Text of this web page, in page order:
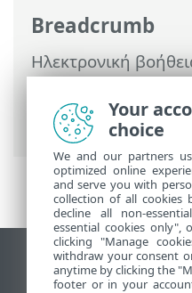
Breadcrumb
Ηλεκτρονική
Endpoint Antivirus
προχωρημένους>
Προστασία
Προβολή ιστότοπου
End of Life
Your
choice
We and our partners
optimized online
and serve you with
collection of all cookies
decline all non-
essential cookies only",
clicking "Manage
withdraw your consent
anytime by clicking the
footer or in your